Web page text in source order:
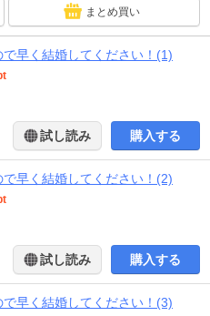
まとめ買い
早く結婚してください！(1)
試し読み 購入する
早く結婚してください！(2)
試し読み 購入する
早く結婚してください！(3)